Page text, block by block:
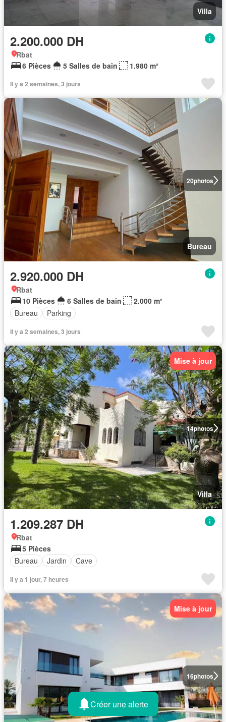
Villa
2.200.000 DH
Rbat
6 Pièces
5 Salles de bain 1.980 m²
Il y a 2 semaines, 3 jours
20photos
Bureau
2.920.000 DH
Rbat
10 Pièces
6 Salles de bain
2.000 m²
Bureau
Parking
Il y a 2 semaines, 3 jours
14photos
Mise à jour
Villa
1.209.287 DH
Rbat
5 Pièces
Bureau
Jardin Cave
Il y a 1 jour, 7 heures
16photos
Mise à jour
Créer une alerte